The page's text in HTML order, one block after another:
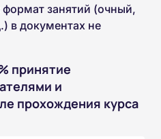
формат занятий (очный,
в документах не
принятие
и
прохождения курса